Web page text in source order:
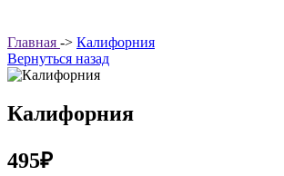
Главная -> Калифорния
Вернуться назад
Калифорния
495₽